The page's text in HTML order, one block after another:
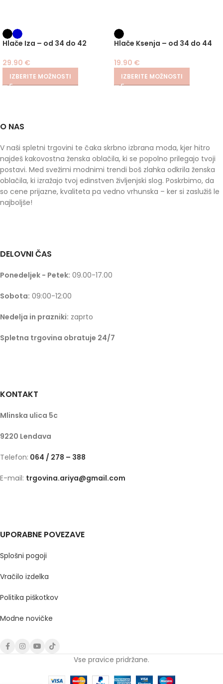
Hlače Iza – od 34 do 42
29.90 €
IZBERITE MOŽNOSTI
Hlače Ksenja – od 34 do 44
19.90 €
IZBERITE MOŽNOSTI
O NAS
V naši spletni trgovini te čaka skrbno izbrana moda, kjer hitro
najdeš kakovostna ženska oblačila, ki se popolno prilegajo tvoji
postavi. Med svežimi modnimi trendi boš zlahka odkrila ženska
oblačila, ki izražajo tvoj edinstven življenjski slog. Poskrbimo, da
so cene prijazne, kvaliteta pa vedno vrhunska – ker si zaslužiš le
najboljše!
DELOVNI ČAS
Ponedeljek - Petek: 09.00-17.00
Sobota: 09:00-12:00
Nedelja in prazniki: zaprto
Spletna trgovina obratuje 24/7
KONTAKT
Mlinska ulica 5c
9220 Lendava
Telefon: 064 / 278 – 388
E-mail: trgovina.ariya@gmail.com
UPORABNE POVEZAVE
Splošni pogoji
Vračilo izdelka
Politika piškotkov
Modne novičke
Vse pravice pridržane.